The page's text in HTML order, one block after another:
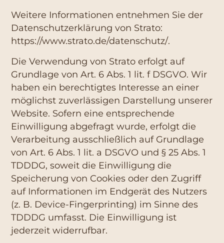
Weitere Informationen entnehmen Sie der
Datenschutzerklärung von Strato:
https://www.strato.de/datenschutz/.
Die Verwendung von Strato erfolgt auf
Grundlage von Art. 6 Abs. 1 lit. f DSGVO. Wir
haben ein berechtigtes Interesse an einer
möglichst zuverlässigen Darstellung unserer
Website. Sofern eine entsprechende
Einwilligung abgefragt wurde, erfolgt die
Verarbeitung ausschließlich auf Grundlage
von Art. 6 Abs. 1 lit. a DSGVO und § 25 Abs. 1
TDDDG, soweit die Einwilligung die
Speicherung von Cookies oder den Zugriff
auf Informationen im Endgerät des Nutzers
(z. B. Device-Fingerprinting) im Sinne des
TDDDG umfasst. Die Einwilligung ist
jederzeit widerrufbar.